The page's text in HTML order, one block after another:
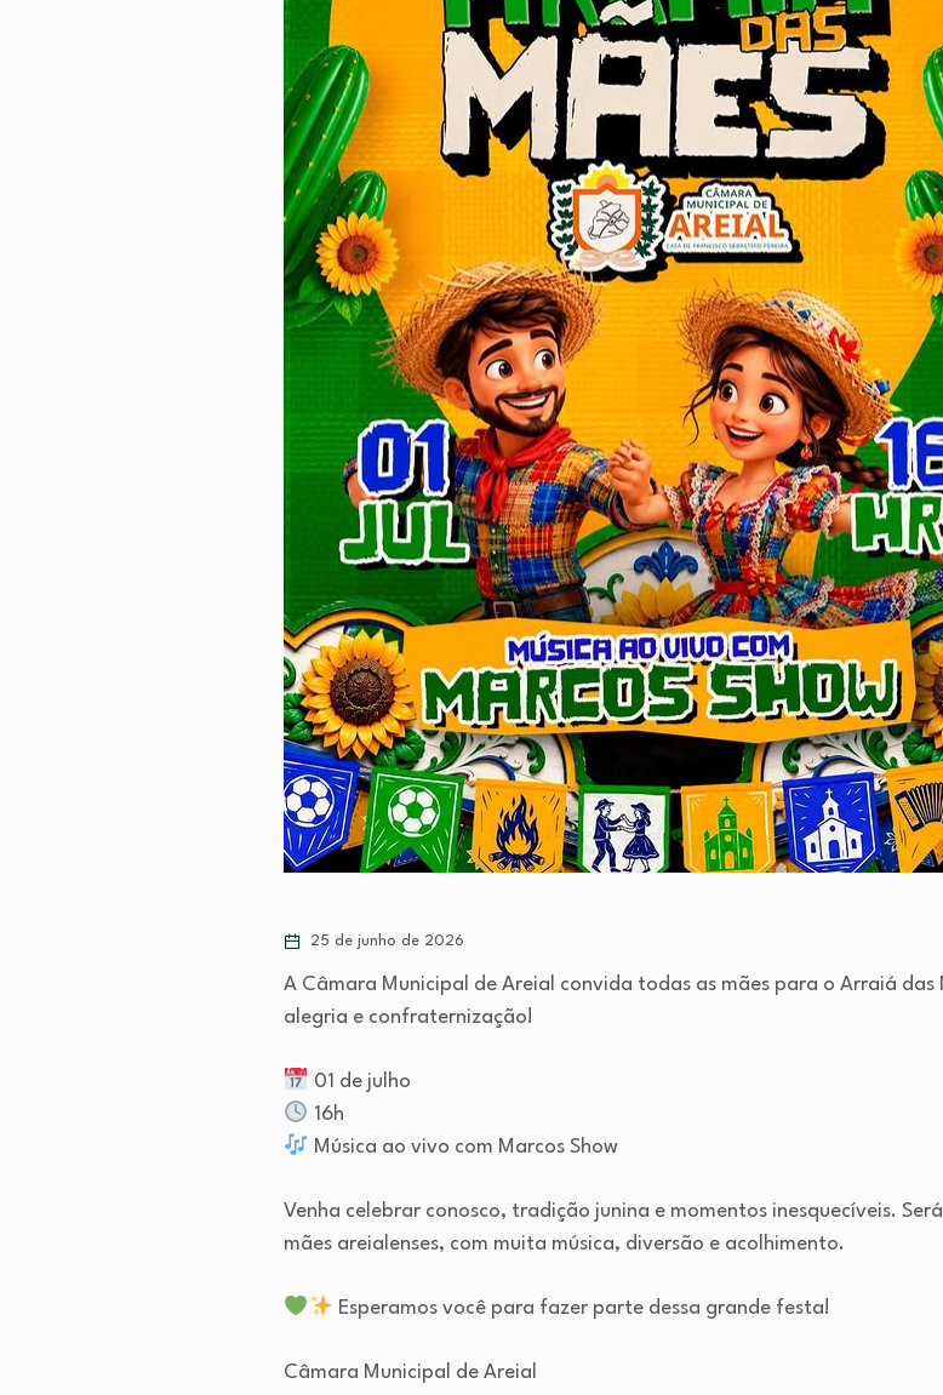
25 de junho de 2026
A Câmara Municipal de Areial convida todas as mães para o Arraiá
alegria e confraternização!
01 de julho
16h
Música ao vivo com Marcos Show
Venha celebrar conosco, tradição junina e momentos inesquecíveis.
mães areialenses, com muita música, diversão e acolhimento.
Esperamos você para fazer parte dessa grande festa!
Câmara Municipal de Areial